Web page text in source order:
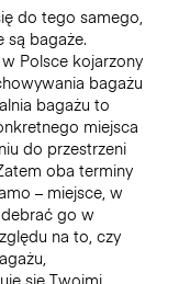
do tego samego,
są bagaże.
Polsce kojarzony
bagażu
bagażu to
miejsca
do przestrzeni
oba terminy
– miejsce, w
go w
na to, czy